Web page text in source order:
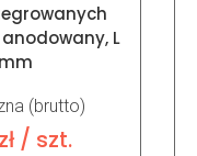
L
(brutto)
zł/ szt.